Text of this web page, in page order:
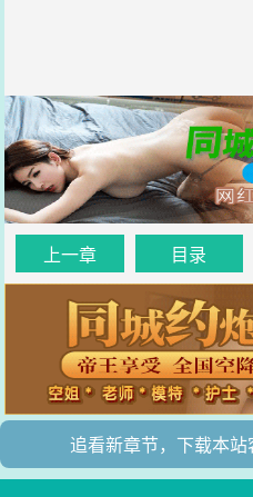
上一章 目录
追看新章节，下载本